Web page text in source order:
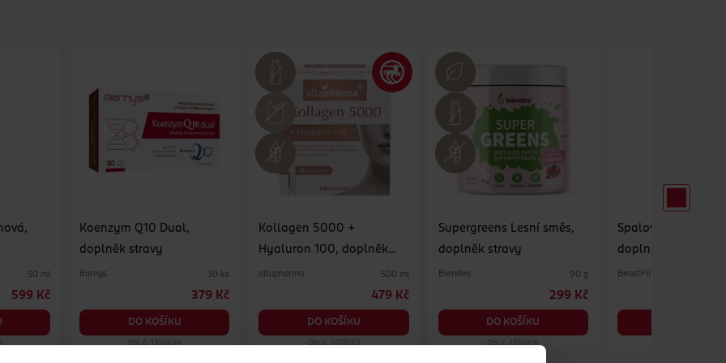
50 ml
599 Kč
Koenzym Q10 Dual,
doplněk stravy
Barnys 30 ks
379 Kč
DO KOŠÍKU
Obj. č.: 1330694
Kollagen 5000 +
Hyaluron 100, doplněk
stravy
altapharma 500 ml
479 Kč
DO KOŠÍKU
Obj. č.: 1078183
Supergreens Lesní směs,
doplněk stravy
Blendea 90 g
299 Kč
DO KOŠÍKU
Obj. č.: 1330816
Spalovač tuku
doplněk stravy
BeastPink